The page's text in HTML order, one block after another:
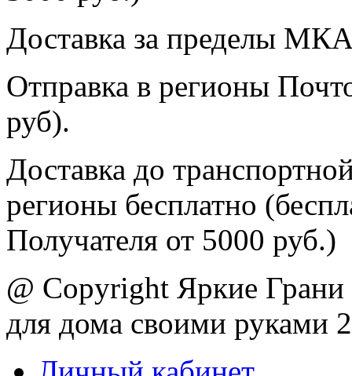
Доставка за пределы
Отправка в регионы
руб).
Доставка до
регионы бесплатно
Получателя от 5000 руб.)
@ Copyright Яркие Грани
для дома своими руками